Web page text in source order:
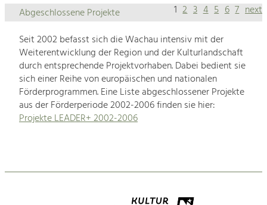
1 2 3 4 5 6 7 next
Abgeschlossene Projekte
Seit 2002 befasst sich die Wachau intensiv mit der
Weiterentwicklung der Region und der Kulturlandschaft
durch entsprechende Projektvorhaben. Dabei bedient sie
sich einer Reihe von europäischen und nationalen
Förderprogrammen. Eine Liste abgeschlossener Projekte
aus der Förderperiode 2002-2006 finden sie hier:
Projekte LEADER+ 2002-2006